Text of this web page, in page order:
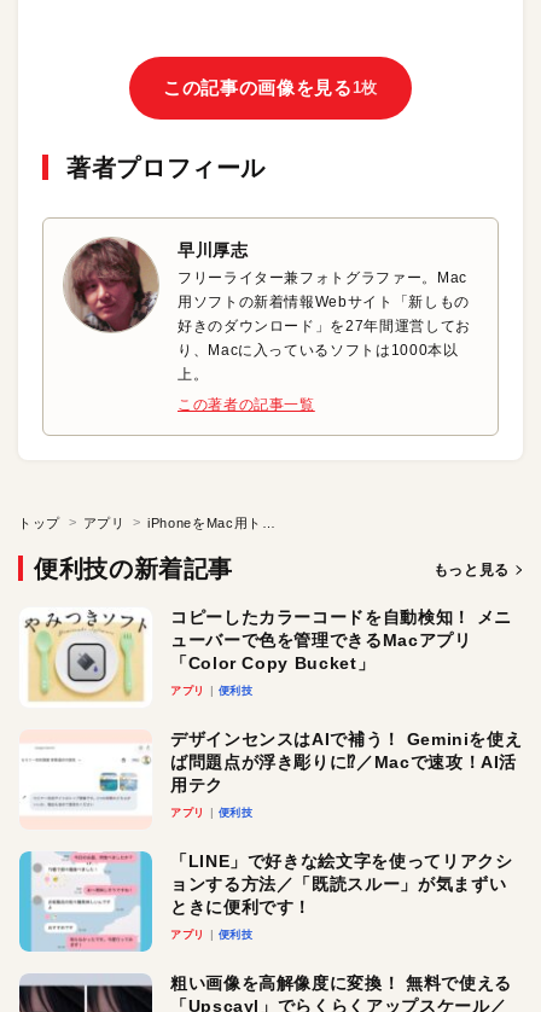
この記事の画像を見る1枚
著者プロフィール
早川厚志
フリーライター兼フォトグラファー。Mac
用ソフトの新着情報Webサイト「新しもの
好きのダウンロード」を27年間運営してお
り、Macに入っているソフトは1000本以
上。
この著者の記事一覧
トップ アプリ
便利技の新着記事 もっと見る
コピーしたカラーコードを自動検知！ メニ
ューバーで色を管理できるMacアプリ
「Color Copy Bucket」
アプリ 便利技
デザインセンスはAIで補う！ Geminiを使え
ば問題点が浮き彫りに⁉︎／Macで速攻！AI活
用テク
アプリ 便利技
「LINE」で好きな絵文字を使ってリアクシ
ョンする方法／「既読スルー」が気まずい
ときに便利です！
アプリ 便利技
粗い画像を高解像度に変換！ 無料で使える
「Upscayl」でらくらくアップスケール／